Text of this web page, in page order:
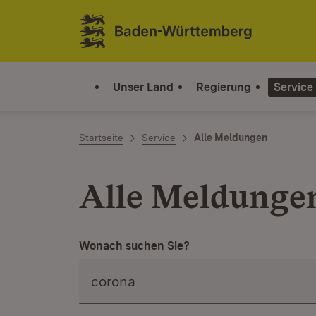
Zum Inhalt springen
Link zur Startseite
Unser Land Regierung Service
Startseite Service Alle Meldungen
Alle
Wonach suchen Sie?